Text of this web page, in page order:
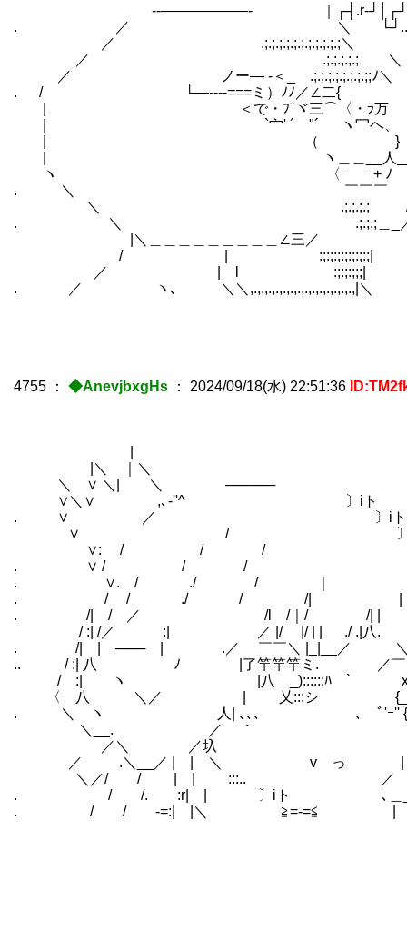
--――――――- ｜┌┤.r‐┘│┌┘ |
. ／ ＼ └┘..凵 └┘ ! l
／ .;.;.;.;.;.;.;.;.;.;.;
／ .;.;.;.;.; ＼
／ ノー― -＜_ .;.;.;.;.;.;.;.;;ﾉ＼
. / └―----===ミ）ﾉﾉ／∠二{
| ＜で・ﾌ¨ヾ三⌒〈・ﾗ万
| `宀' ´ "´ ヽ冖ヘ、
| （ } } ＼ むしろその
| ヽ＿＿__人__,
ヽ 〈ｰ ｰ + ﾉ
. ＼ ￣￣￣
＼
. ＼ .;.;.;＿_／ /￣￣￣
|＼＿＿＿＿＿＿＿＿＿∠三
/ | :;:;:;:;:;:;:;| ヽ＿＿
／ | l :;:;:;;;|
. ／ ヽ､ ＼＼,.,.,.,.,.,.,.,.,.,.,.,.,.,.,|＼
4755 ： ◆AnevjbxgHs ： 2024/09/18(水) 22:51:36
|＼ ｜＼
＼ ∨ ＼| ＼ ─────
∨＼∨ ,､-''^ 〕iト
. ∨ ／ 〕iト
∨ / 〕i
∨: / / /
. ∨ / / /
. ∨. / ./ / ｜
. / / ./ / /| |
. /| / ／ /l /｜/ /| |
/ :| /／ :| ／ |/ |/ | | ./ .|
. /| | ─── | .／ ￣￣＼ |_|__／
.. / :| 八 ﾉ |了竿竿竿ミ. ／￣
/ :| ヽ |八 _)::::::ﾊ ` xf笊芍 | :| （まあ
〈 八 ＼／ | ゝ乂:::シ {_):::
. ＼ ヽ 人| ､､､ ､ ﾞ'ｰ'' {
＼__. ／ ｀ ､､､ ,'
／＼ ／圦
／ .＼__／ | | ＼ v っ
＼／/ / | | :::.. ／ | |
. / /. :r| | 〕iト ､＿
. / / -=:| |＼ ≧=-=≦ |